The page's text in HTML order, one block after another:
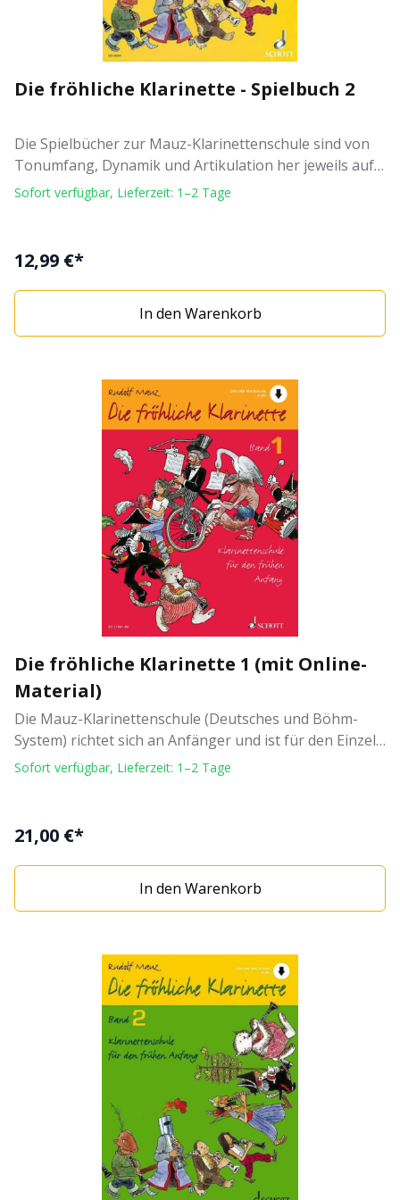
Die fröhliche Klarinette - Spielbuch 2
Die Spielbücher zur Mauz-Klarinettenschule sind von
Tonumfang, Dynamik und Artikulation her jeweils auf
die Schulen abgestimmt. Sie bieten ergänzendes
ergänzt und das Erscheinungsbild wurde durch eine
moderne Typographie erneuert. Spielbuch Autor:
Rudolf Mauz Illustration: Andreas Schürmann
Klarinettenschule für den frühen Anfang Verlag: Schott
Music Bandnummer: Band 2 Schwierigkeit: 2 Reihe: Die
Sofort verfügbar, Lieferzeit: 1–2 Tage
12,99 €*
In den Warenkorb
Die fröhliche Klarinette 1 (mit Online-
Material)
Die Mauz-Klarinettenschule (Deutsches und Böhm-
System) richtet sich an Anfänger und ist für den Einzel-
und Gruppenunterricht geeignet. Sie erscheint in drei
zahlreichen Liedern sowie durchgehend vierfarbige
Illustrationen sollen gezielt jüngere Klarinettenschüler
ab etwa 8 Jahren angesprochen werden. Band 1:
Ausführliche Behandlung des tiefen Registers.
Einführung der Dynamik und erstes Überblasen. Mit
Autor: Rudolf Mauz Illustration: Andreas Schürmann
Klarinettenschule für den frühen Anfang Verlag: Schott
Music Bandnummer: Band 1 Schwierigkeit: 2 Reihe: Die
fröhliche Klarinette 92 Seiten - Broschur ISBN: 978-3-
7957-9894-9 ISMN: 979-0-001-21193-2 Bestell-Nr.: ED
Sofort verfügbar, Lieferzeit: 1–2 Tage
21,00 €*
In den Warenkorb